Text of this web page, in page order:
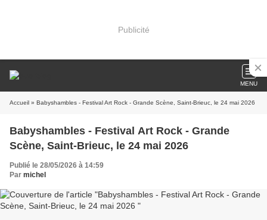
Publicité
MENU
Accueil » Babyshambles - Festival Art Rock - Grande Scène, Saint-Brieuc, le 24 mai 2026
Babyshambles - Festival Art Rock - Grande
Scène, Saint-Brieuc, le 24 mai 2026
Publié le 28/05/2026 à 14:59
Par michel